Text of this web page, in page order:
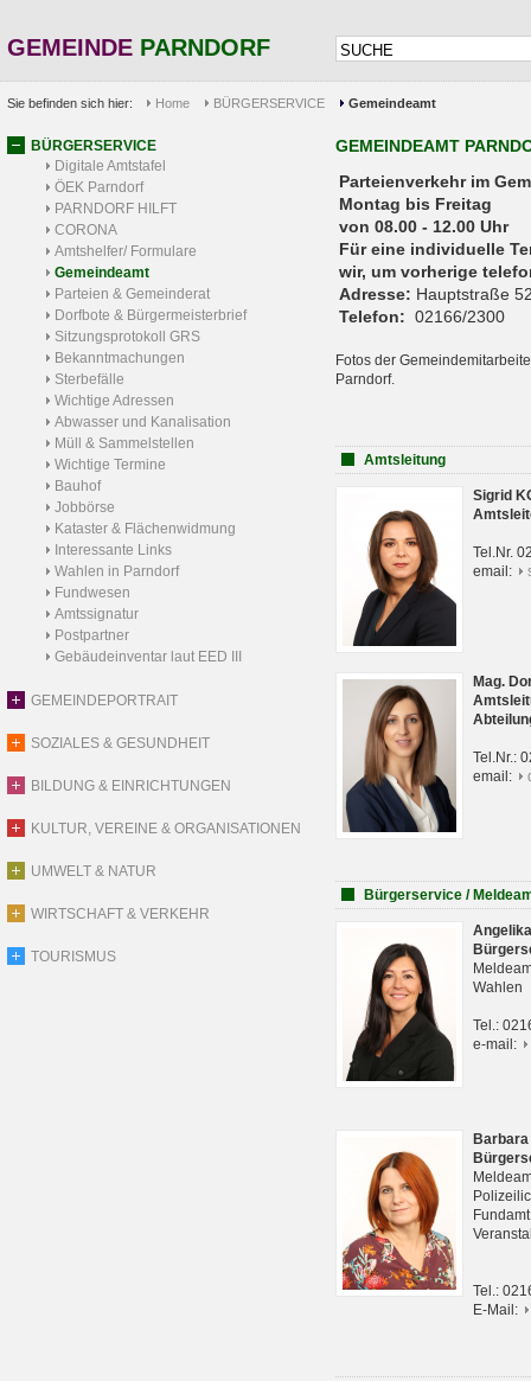
GEMEINDE PARNDORF
Sie befinden sich hier: Home BÜRGERSERVICE Gemeindeamt
BÜRGERSERVICE
Digitale Amtstafel
ÖEK Parndorf
PARNDORF HILFT
CORONA
Amtshelfer/ Formulare
Gemeindeamt
Parteien & Gemeinderat
Dorfbote & Bürgermeisterbrief
Sitzungsprotokoll GRS
Bekanntmachungen
Sterbefälle
Wichtige Adressen
Abwasser und Kanalisation
Müll & Sammelstellen
Wichtige Termine
Bauhof
Jobbörse
Kataster & Flächenwidmung
Interessante Links
Wahlen in Parndorf
Fundwesen
Amtssignatur
Postpartner
Gebäudeinventar laut EED III
GEMEINDEPORTRAIT
SOZIALES & GESUNDHEIT
BILDUNG & EINRICHTUNGEN
KULTUR, VEREINE & ORGANISATIONEN
UMWELT & NATUR
WIRTSCHAFT & VERKEHR
TOURISMUS
GEMEINDEAMT
Parteienverkehr
Montag bis Freitag
von 08.00 - 12.00 Uhr
Für eine individuelle
wir, um vorherige
Adresse: Hauptstraße
Telefon: 02166/2300
Fotos der
Parndorf.
Amtsleitung
Sigrid
Tel.Nr.
email:
Mag.
Tel.Nr.:
email:
Bürgerservice /
Wahlen
Tel.:
e-mail:
Tel.:
E-Mail: